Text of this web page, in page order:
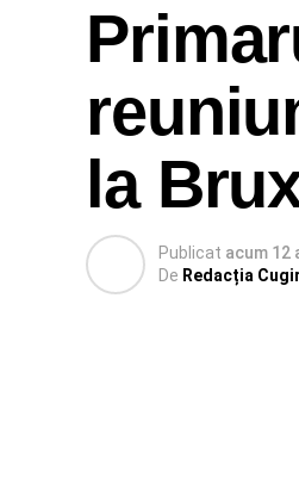
la
Publicat acum 12
De Redacția